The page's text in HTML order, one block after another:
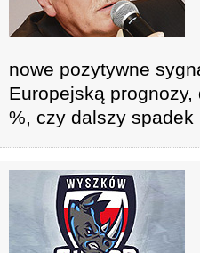
nowe pozytywne
Europejską
%, czy dalszy spadek